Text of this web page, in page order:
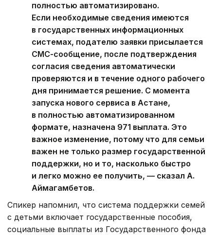
полностью автоматизировано.
Если необходимые сведения имеются
в государственных информационных
системах, подателю заявки присылается
СМС-сообщение, после подтверждения
согласия сведения автоматически
проверяются и в течение одного рабочего
дня принимается решение. С момента
запуска нового сервиса в Астане,
в полностью автоматизированном
формате, назначена 971 выплата. Это
важное изменение, потому что для семьи
важен не только размер государственной
поддержки, но и то, насколько быстро
и легко можно ее получить, — сказал А.
Аймагамбетов.
Спикер напомнил, что система поддержки семей
с детьми включает государственные пособия,
социальные выплаты из Государственного фонда